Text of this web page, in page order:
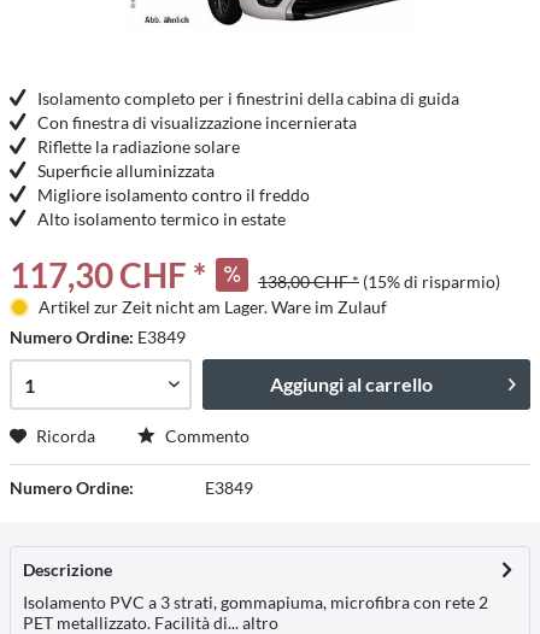
Isolamento completo per i finestrini della cabina di guida
Con finestra di visualizzazione incernierata
Riflette la radiazione solare
Superficie alluminizzata
Migliore isolamento contro il freddo
Alto isolamento termico in estate
117,30 CHF * 138,00 CHF * (15% di risparmio)
Artikel zur Zeit nicht am Lager. Ware im Zulauf
Numero Ordine: E3849
Aggiungi al carrello
Ricorda Commento
Numero Ordine: E3849
Descrizione
Isolamento PVC a 3 strati, gommapiuma, microfibra con rete 2
PET metallizzato. Facilità di...altro